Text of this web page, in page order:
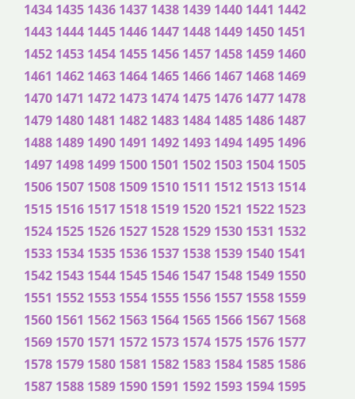
1434 1435 1436 1437 1438 1439 1440 1441 1442
1443 1444 1445 1446 1447 1448 1449 1450 1451
1452 1453 1454 1455 1456 1457 1458 1459 1460
1461 1462 1463 1464 1465 1466 1467 1468 1469
1470 1471 1472 1473 1474 1475 1476 1477 1478
1479 1480 1481 1482 1483 1484 1485 1486 1487
1488 1489 1490 1491 1492 1493 1494 1495 1496
1497 1498 1499 1500 1501 1502 1503 1504 1505
1506 1507 1508 1509 1510 1511 1512 1513 1514
1515 1516 1517 1518 1519 1520 1521 1522 1523
1524 1525 1526 1527 1528 1529 1530 1531 1532
1533 1534 1535 1536 1537 1538 1539 1540 1541
1542 1543 1544 1545 1546 1547 1548 1549 1550
1551 1552 1553 1554 1555 1556 1557 1558 1559
1560 1561 1562 1563 1564 1565 1566 1567 1568
1569 1570 1571 1572 1573 1574 1575 1576 1577
1578 1579 1580 1581 1582 1583 1584 1585 1586
1587 1588 1589 1590 1591 1592 1593 1594 1595